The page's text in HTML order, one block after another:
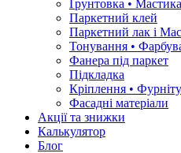
Ґрунтовкa • Мастика
Паркетний клей
Паркетний лак і
Тонування •
Фанера під паркет
Підкладка
Кріплення •
Фасадні матеріали
Акції та знижки
Калькулятор
Блог